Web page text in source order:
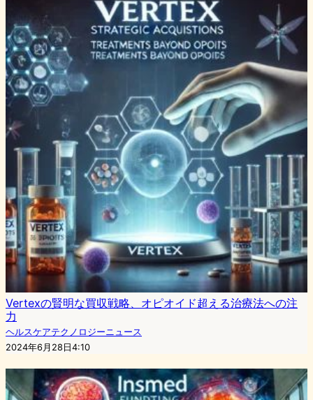
Vertexの賢明な買収戦略、オピオイド超える治療法への注
力
ヘルスケアテクノロジーニュース
2024年6月28日4:10